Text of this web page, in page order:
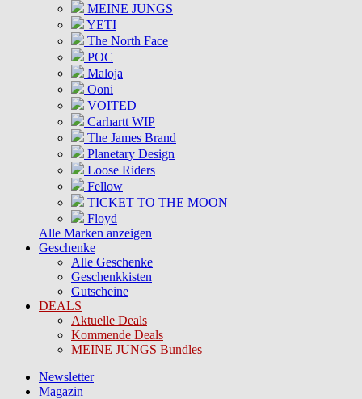
MEINE JUNGS
YETI
The North Face
POC
Maloja
Ooni
VOITED
Carhartt WIP
The James Brand
Planetary Design
Loose Riders
Fellow
TICKET TO THE MOON
Floyd
Alle Marken anzeigen
Geschenke
Alle Geschenke
Geschenkkisten
Gutscheine
DEALS
Aktuelle Deals
Kommende Deals
MEINE JUNGS Bundles
Newsletter
Magazin